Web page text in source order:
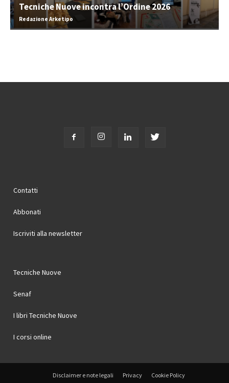
Tecniche Nuove incontra l’Ordine 2026
Redazione Arketipo
Contatti
Abbonati
Iscriviti alla newsletter
Tecniche Nuove
Senaf
I libri Tecniche Nuove
I corsi online
Disclaimer e note legali Privacy Cookie Policy